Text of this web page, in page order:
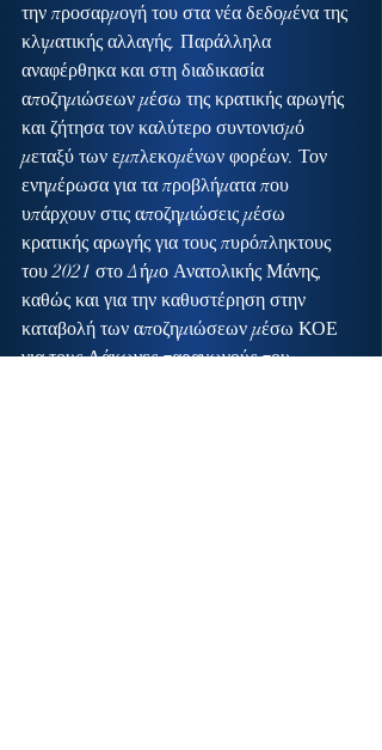
την προσαρμογή του στα νέα δεδομένα της
κλιματικής αλλαγής. Παράλληλα
αναφέρθηκα και στη διαδικασία
αποζημιώσεων μέσω της κρατικής αρωγής
και ζήτησα τον καλύτερο συντονισμό
μεταξύ των εμπλεκομένων φορέων. Τον
ενημέρωσα για τα προβλήματα που
υπάρχουν στις αποζημιώσεις μέσω
κρατικής αρωγής για τους πυρόπληκτους
του 2021 στο Δήμο Ανατολικής Μάνης,
καθώς και για την καθυστέρηση στην
καταβολή των αποζημιώσεων μέσω ΚΟΕ
για τους Λάκωνες παραγωγούς που